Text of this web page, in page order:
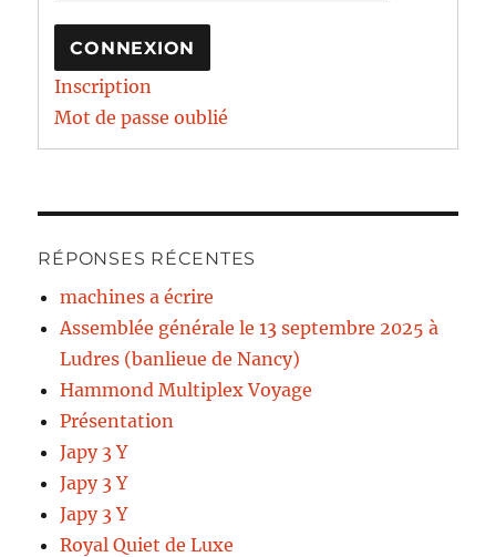
CONNEXION
Inscription
Mot de passe oublié
RÉPONSES RÉCENTES
machines a écrire
Assemblée générale le 13 septembre 2025 à
Ludres (banlieue de Nancy)
Hammond Multiplex Voyage
Présentation
Japy 3 Y
Japy 3 Y
Japy 3 Y
Royal Quiet de Luxe